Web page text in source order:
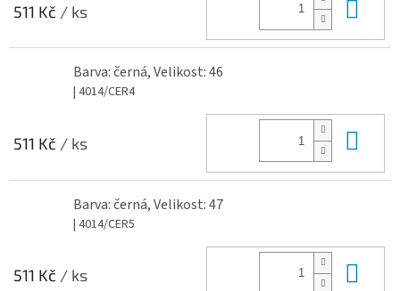
511 Kč / ks
Barva: černá, Velikost: 46
| 4014/CER4
511 Kč / ks
Barva: černá, Velikost: 47
| 4014/CER5
511 Kč / ks